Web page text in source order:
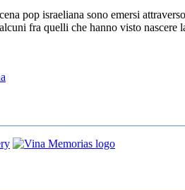
pop israeliana sono emersi
fra quelli che hanno visto